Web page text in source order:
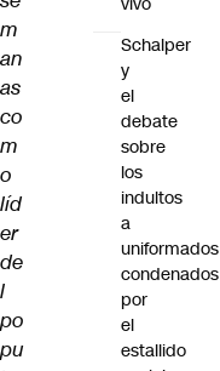
m
an
as
co
m
o
líd
er
de
l
po
pu
Schalper
y
el
debate
sobre
los
indultos
a
uniformados
condenados
por
el
estallido